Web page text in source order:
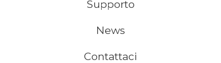
Supporto
News
Contattaci